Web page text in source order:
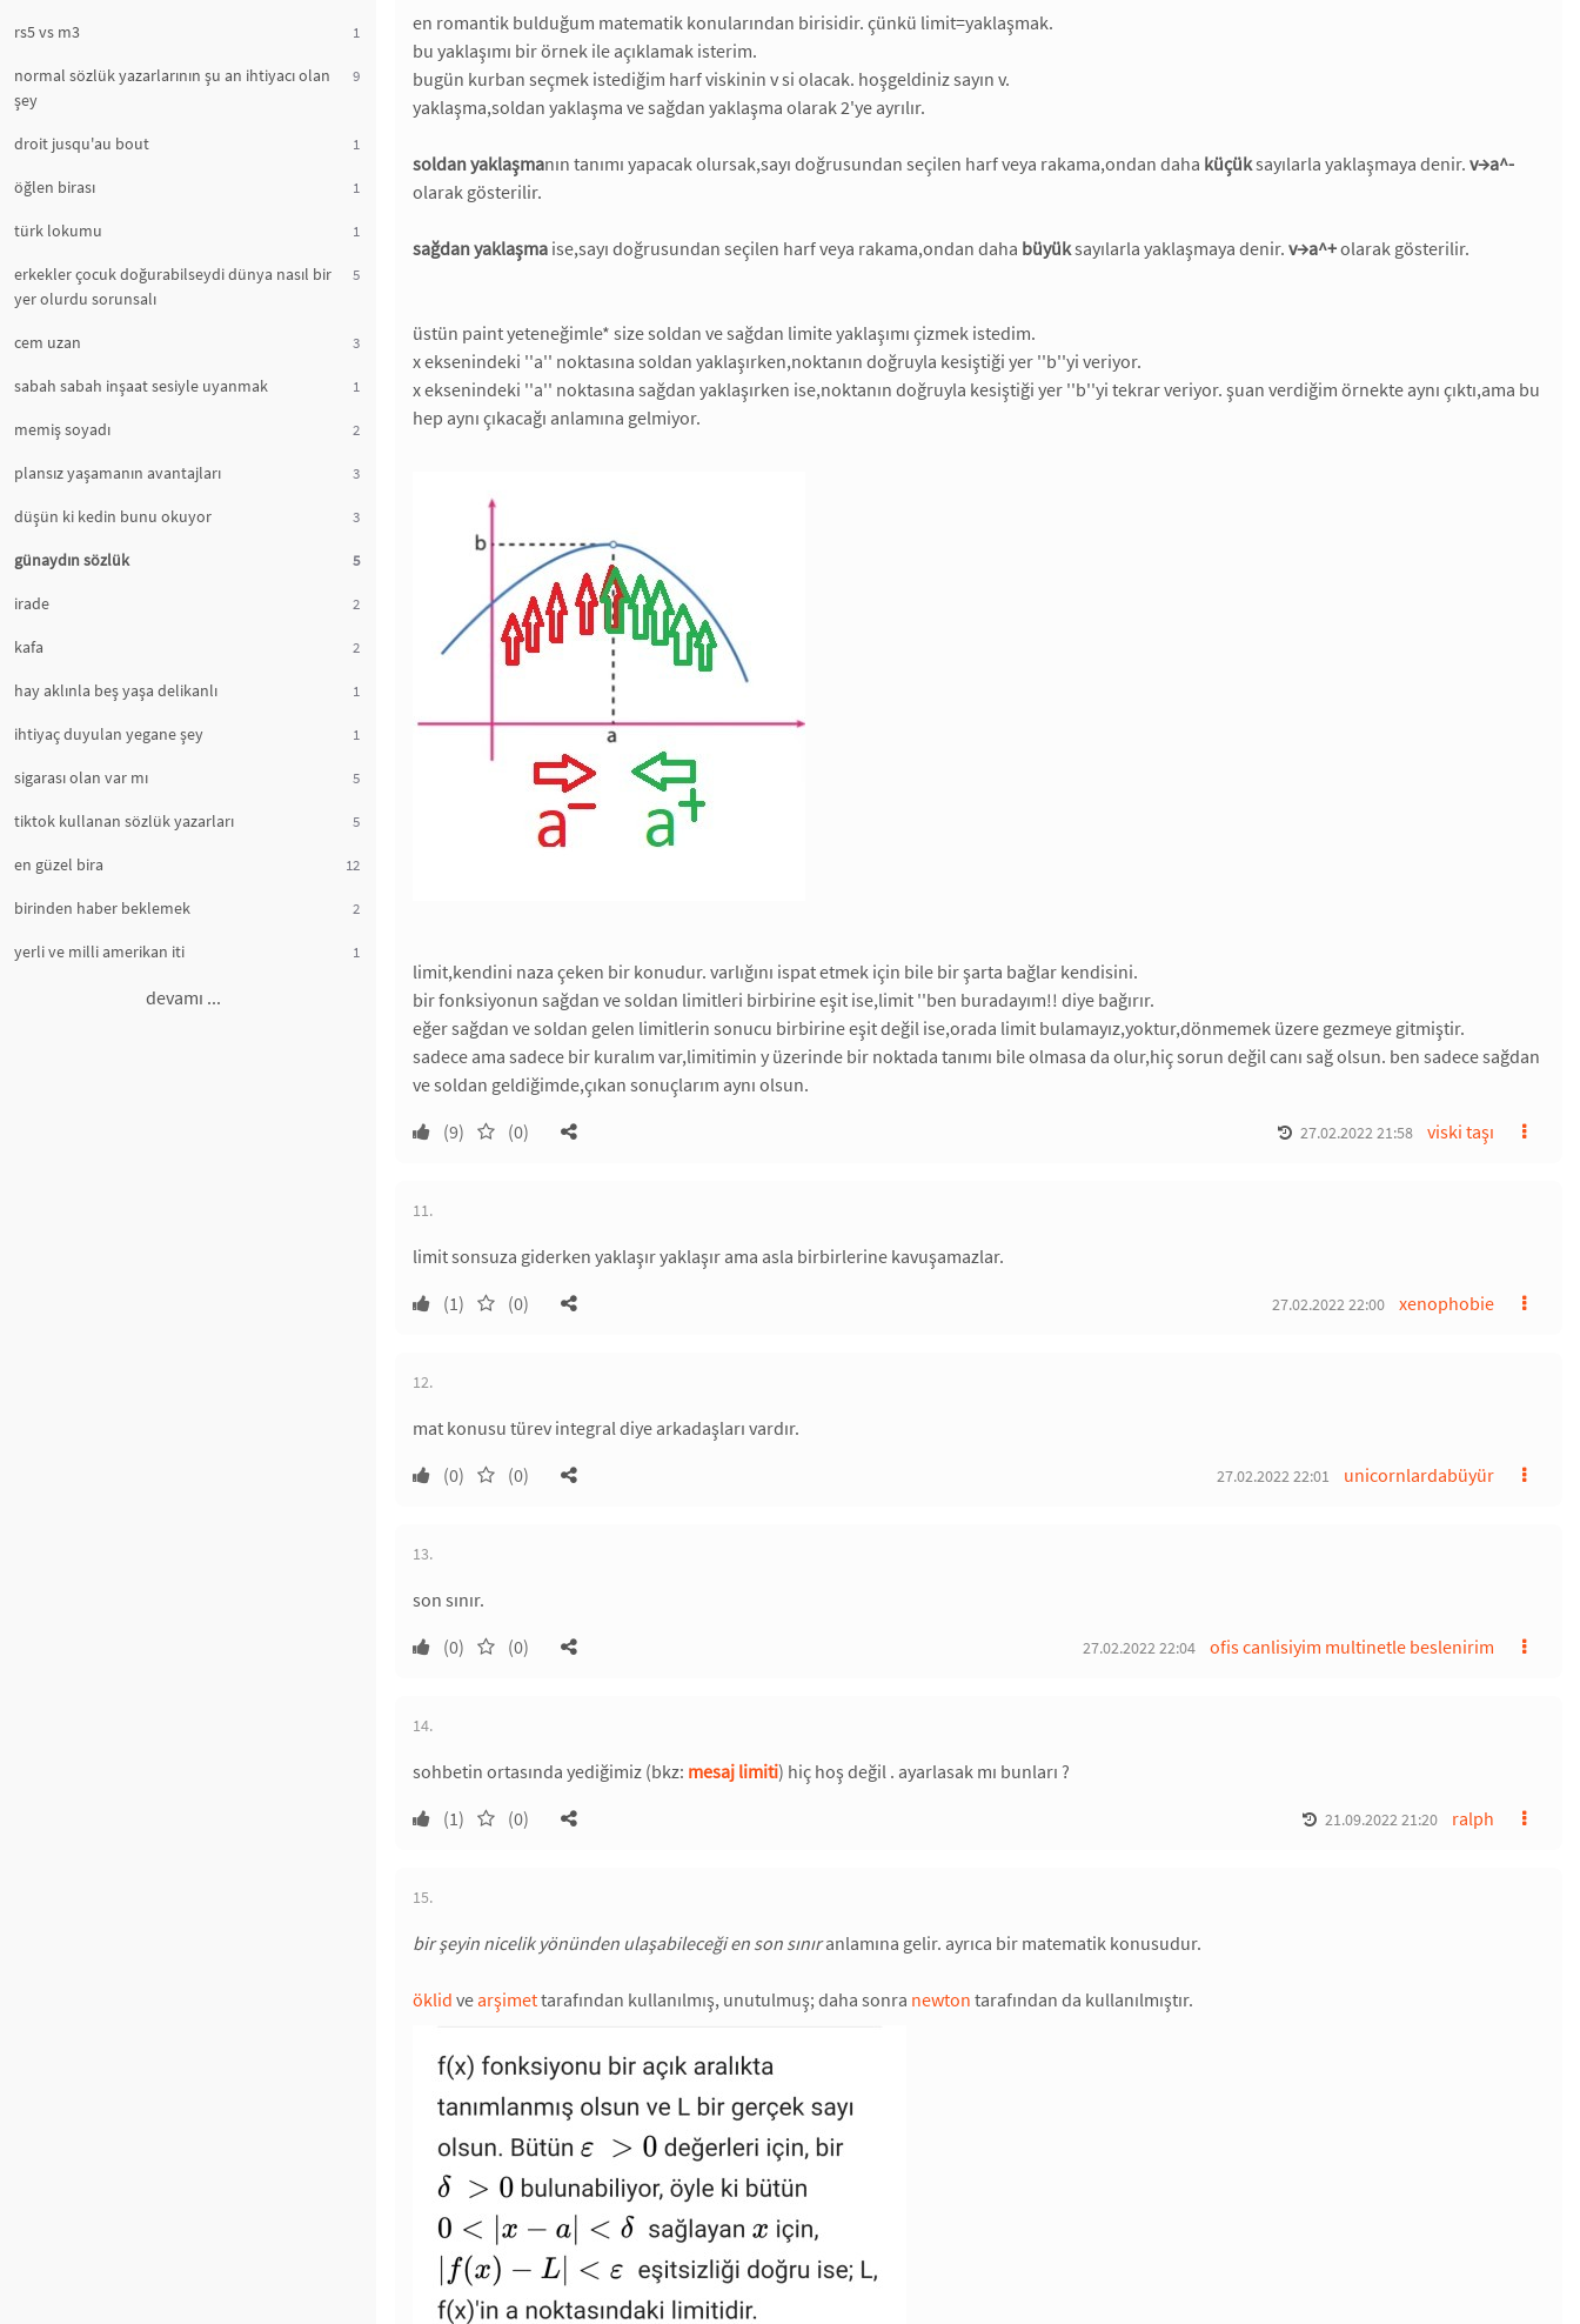
rs5 vs m3 1
normal sözlük yazarlarının şu an ihtiyacı olan
şey
9
droit jusqu'au bout 1
öğlen birası 1
türk lokumu 1
erkekler çocuk doğurabilseydi dünya nasıl bir
yer olurdu sorunsalı
5
cem uzan 3
sabah sabah inşaat sesiyle uyanmak 1
memiş soyadı 2
plansız yaşamanın avantajları 3
düşün ki kedin bunu okuyor 3
günaydın sözlük 5
irade 2
kafa 2
hay aklınla beş yaşa delikanlı 1
ihtiyaç duyulan yegane şey 1
sigarası olan var mı 5
tiktok kullanan sözlük yazarları 5
en güzel bira 12
birinden haber beklemek 2
yerli ve milli amerikan iti 1
devamı ...
en romantik bulduğum matematik konularından birisidir. çünkü limit=yaklaşmak.
bu yaklaşımı bir örnek ile açıklamak isterim.
bugün kurban seçmek istediğim harf viskinin v si olacak. hoşgeldiniz sayın v.
yaklaşma,soldan yaklaşma ve sağdan yaklaşma olarak 2'ye ayrılır.
soldan yaklaşmanın tanımı yapacak olursak,sayı doğrusundan seçilen harf veya rakama,ondan daha küçüksayılarla yaklaşmaya denir. v→a^-
olarak gösterilir.
sağdan yaklaşma ise,sayı doğrusundan seçilen harf veya rakama,ondan daha büyüksayılarla yaklaşmaya denir. v→a^+olarak gösterilir.
üstün paint yeteneğimle* size soldan ve sağdan limite yaklaşımı çizmek istedim.
x eksenindeki ''a'' noktasına soldan yaklaşırken,noktanın doğruyla kesiştiği yer ''b''yi veriyor.
x eksenindeki ''a'' noktasına sağdan yaklaşırken ise,noktanın doğruyla kesiştiği yer ''b''yi tekrar veriyor. şuan verdiğim örnekte aynı çıktı,ama bu
hep aynı çıkacağı anlamına gelmiyor.
limit,kendini naza çeken bir konudur. varlığını ispat etmek için bile bir şarta bağlar kendisini.
bir fonksiyonun sağdan ve soldan limitleri birbirine eşit ise,limit ''ben buradayım!! diye bağırır.
eğer sağdan ve soldan gelen limitlerin sonucu birbirine eşit değil ise,orada limit bulamayız,yoktur,dönmemek üzere gezmeye gitmiştir.
sadece ama sadece bir kuralım var,limitimin y üzerinde bir noktada tanımı bile olmasa da olur,hiç sorun değil canı sağ olsun. ben sadece sağdan
ve soldan geldiğimde,çıkan sonuçlarım aynı olsun.
(9)
(0) viski taşı
27.02.2022 21:58
11.
limit sonsuza giderken yaklaşır yaklaşır ama asla birbirlerine kavuşamazlar.
(1)
(0) xenophobie
27.02.2022 22:00
12.
mat konusu türev integral diye arkadaşları vardır.
(0)
(0) unicornlardabüyür
27.02.2022 22:01
13.
son sınır.
(0)
(0) ofis canlisiyim multinetle beslenirim
27.02.2022 22:04
14.
sohbetin ortasında yediğimiz (bkz: mesaj limiti) hiç hoş değil . ayarlasak mı bunları ?
(1)
(0) ralph
21.09.2022 21:20
15.
bir şeyin nicelik yönünden ulaşabileceği en son sınıranlamına gelir. ayrıca bir matematik konusudur.
öklid vearşimettarafından kullanılmış, unutulmuş; daha sonra newton tarafından da kullanılmıştır.